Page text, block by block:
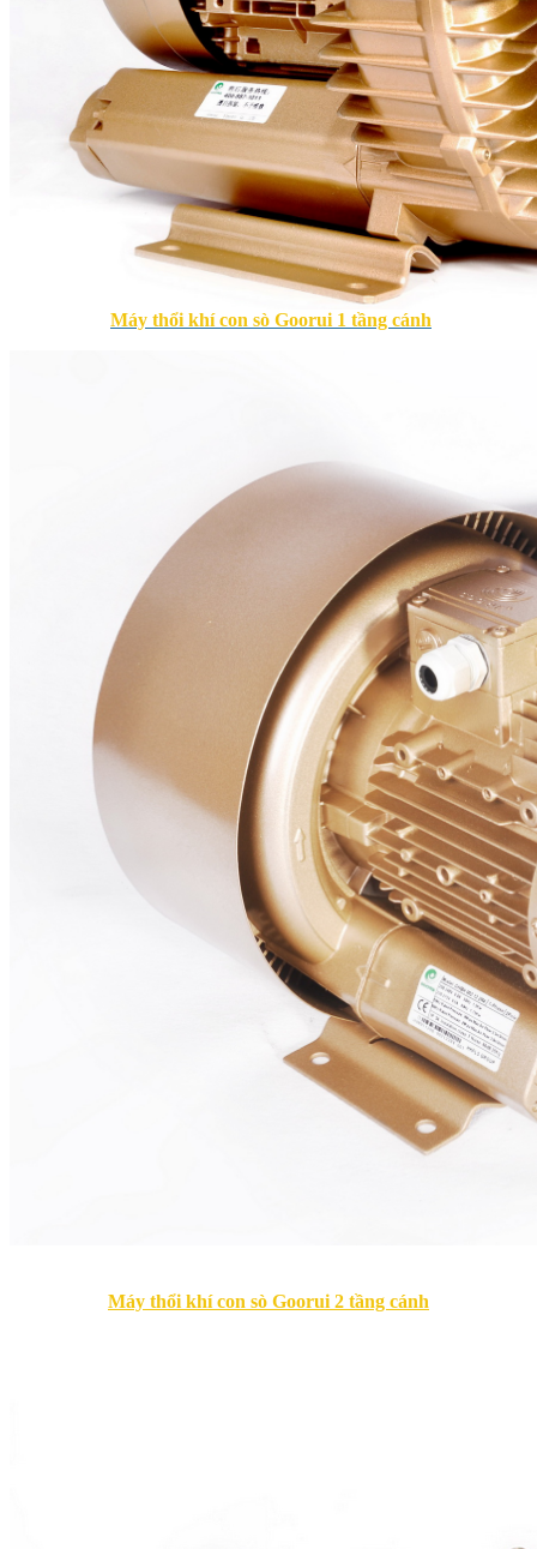
Máy thổi khí con sò Goorui 1 tầng cánh
Máy thổi khí con sò Goorui 2 tầng cánh